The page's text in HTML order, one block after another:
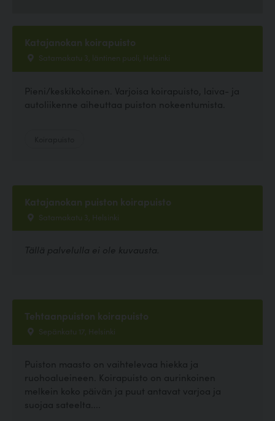
Katajanokan koirapuisto
Satamakatu 3, läntinen puoli, Helsinki
Pieni/keskikokoinen. Varjoisa koirapuisto, laiva- ja
autoliikenne aiheuttaa puiston nokeentumista.
Katajanokan puiston koirapuisto
Satamakatu 3, Helsinki
Tällä palvelulla ei ole kuvausta.
Tehtaanpuiston koirapuisto
Sepänkatu 17, Helsinki
Puiston maasto on vaihtelevaa hiekka ja
ruohoalueineen. Koirapuisto on aurinkoinen
melkein koko päivän ja puut antavat varjoa ja
suojaa sateelta....